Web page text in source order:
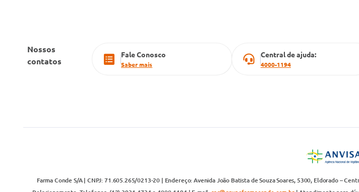
Nossos
contatos
Fale Conosco
Saber mais
Central de ajuda:
4000-1194
Farma Conde S/A | CNPJ: 71.605.265/0213-20 | Endereço: Avenida João Batista de Souza Soares, 5300, Eldorado –